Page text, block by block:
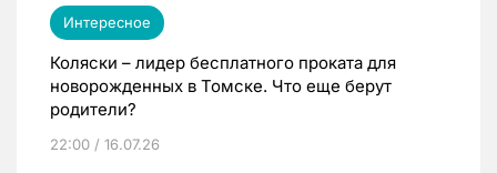
Интересное
Коляски – лидер бесплатного проката для
новорожденных в Томске. Что еще берут
родители?
22:00 / 16.07.26